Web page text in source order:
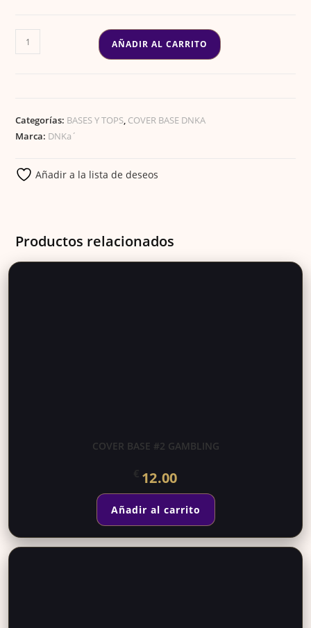
COVER
BASE
AÑADIR AL CARRITO
Categorías: BASES Y TOPS, COVER BASE DNKA
Marca: DNKa´
Añadir a la lista de deseos
Productos relacionados
COVER BASE #2 GAMBLING
12.00
Añadir al carrito